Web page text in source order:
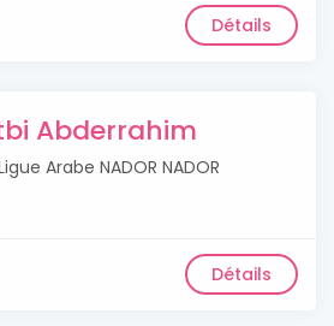
Détails
Abderrahim
Arabe NADOR NADOR
Détails